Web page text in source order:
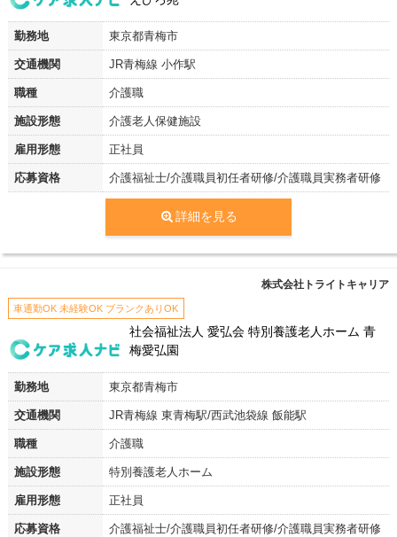
勤務地 東京都青梅市
交通機関 JR青梅線 小作駅
職種 介護職
施設形態 介護老人保健施設
雇用形態 正社員
応募資格 介護福祉士/介護職員初任者研修/介護職員実務者研修
詳細を見る
株式会社トライトキャリア
車通勤OK 未経験OK ブランクありOK
社会福祉法人 愛弘会 特別養護老人ホーム 青
梅愛弘園
勤務地 東京都青梅市
交通機関 JR青梅線 東青梅駅/西武池袋線 飯能駅
職種 介護職
施設形態 特別養護老人ホーム
雇用形態 正社員
応募資格 介護福祉士/介護職員初任者研修/介護職員実務者研修